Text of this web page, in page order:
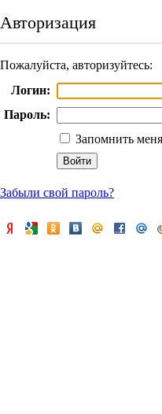
Авторизация
Пожалуйста, авторизуйтесь:
Логин:
Пароль:
Запомнить
Забыли свой пароль?